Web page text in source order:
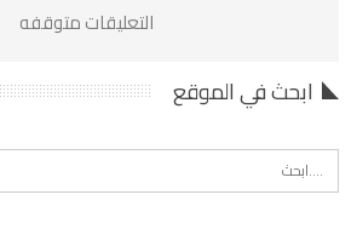
التعليقات متوقفه
ابحث في الموقع